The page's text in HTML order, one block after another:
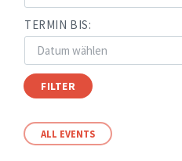
TERMIN BIS:
FILTER
ALL EVENTS